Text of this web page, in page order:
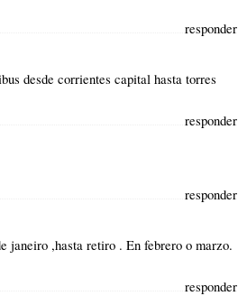
responder
desde corrientes capital hasta torres
responder
responder
janeiro ,hasta retiro . En febrero o marzo.
responder